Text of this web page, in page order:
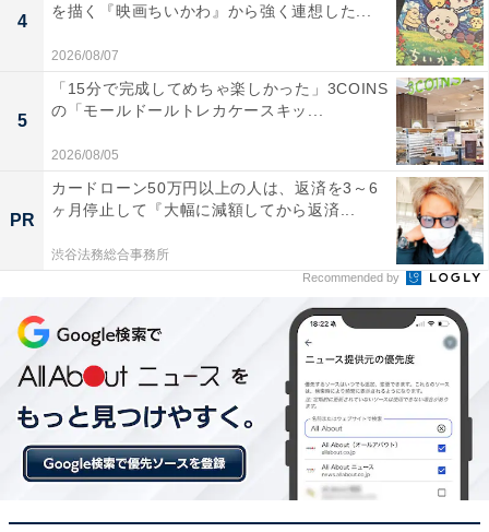
4
を描く『映画ちいかわ』から強く連想した...
2026/08/07
5
「15分で完成してめちゃ楽しかった」3COINS
の「モールドールトレカケースキッ...
2026/08/05
PR
カードローン50万円以上の人は、返済を3～6
ヶ月停止して『大幅に減額してから返済...
渋谷法務総合事務所
Recommended by